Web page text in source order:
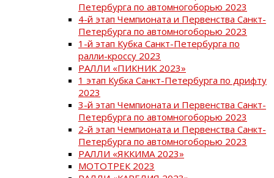
Петербурга по автомногоборью 2023
4-й этап Чемпионата и Первенства Санкт-
Петербурга по автомногоборью 2023
1-й этап Кубка Санкт-Петербурга по
ралли-кроссу 2023
РАЛЛИ «ПИКНИК 2023»
1 этап Кубка Санкт-Петербурга по дрифту
2023
3-й этап Чемпионата и Первенства Санкт-
Петербурга по автомногоборью 2023
2-й этап Чемпионата и Первенства Санкт-
Петербурга по автомногоборью 2023
РАЛЛИ «ЯККИМА 2023»
МОТОТРЕК 2023